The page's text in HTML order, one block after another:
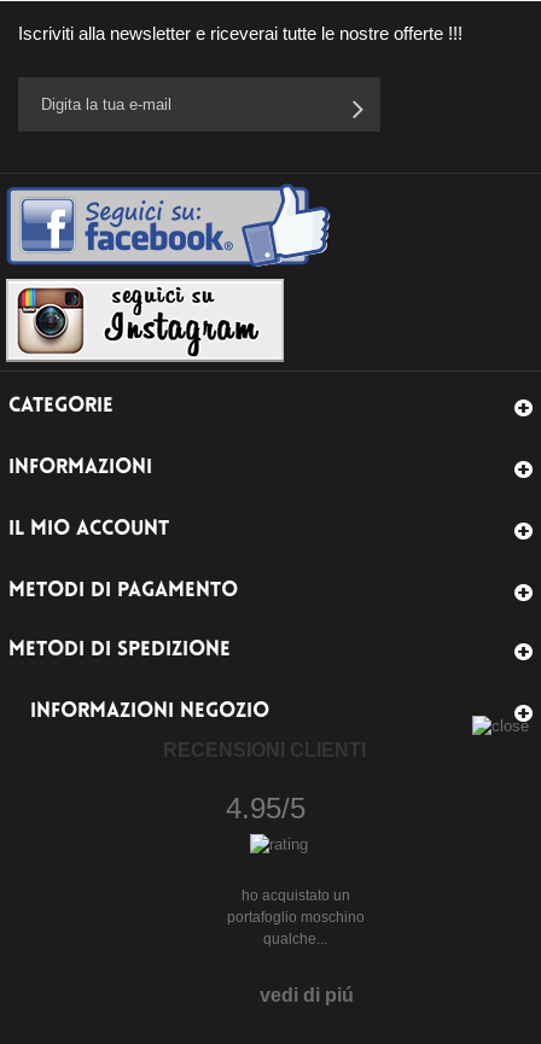
Iscriviti alla newsletter e riceverai tutte le nostre offerte !!!
CATEGORIE
INFORMAZIONI
IL MIO ACCOUNT
METODI DI PAGAMENTO
METODI DI SPEDIZIONE
INFORMAZIONI NEGOZIO
RECENSIONI CLIENTI
4.95/5
ho acquistato un
portafoglio moschino
qualche...
vedi di piú